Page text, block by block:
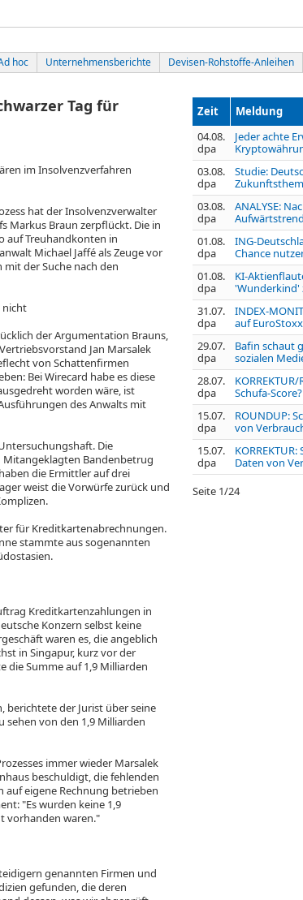
hoc Unternehmensberichte Devisen-Rohstoffe-Anleihen
Tag für
im Insolvenzverfahren
hat der Insolvenzverwalter
Markus Braun zerpflückt. Die in
auf Treuhandkonten in
Michael Jaffé als Zeuge vor
der Suche nach den
nicht
der Argumentation Brauns,
Jan Marsalek
von Schattenfirmen
Bei Wirecard habe es diese
worden wäre, ist
des Anwalts mit
Die
Bandenbetrug
die Ermittler auf drei
weist die Vorwürfe zurück und
für Kreditkartenabrechnungen.
stammte aus sogenannten
Kreditkartenzahlungen in
Konzern selbst keine
waren es, die angeblich
in Singapur, kurz vor der
die Summe auf 1,9 Milliarden
berichtete der Jurist über seine
sehen von den 1,9 Milliarden
immer wieder Marsalek
beschuldigt, die fehlenden
auf eigene Rechnung betrieben
"Es wurden keine 1,9
vorhanden waren."
genannten Firmen und
gefunden, die deren
Zeit
Meldung
04.08.
dpa
Jeder achte
03.08.
dpa
Studie:
03.08.
dpa
ANALYSE:
01.08.
dpa
ING-
Chance
01.08.
dpa
KI-
'Wunderkind'
31.07.
dpa
INDEX-
auf
29.07.
dpa
Bafin schaut
sozialen
28.07.
dpa
Schufa-
15.07.
dpa
ROUNDUP:
von
15.07.
dpa
Daten von
Seite 1/24